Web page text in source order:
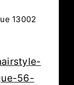
13002
56-